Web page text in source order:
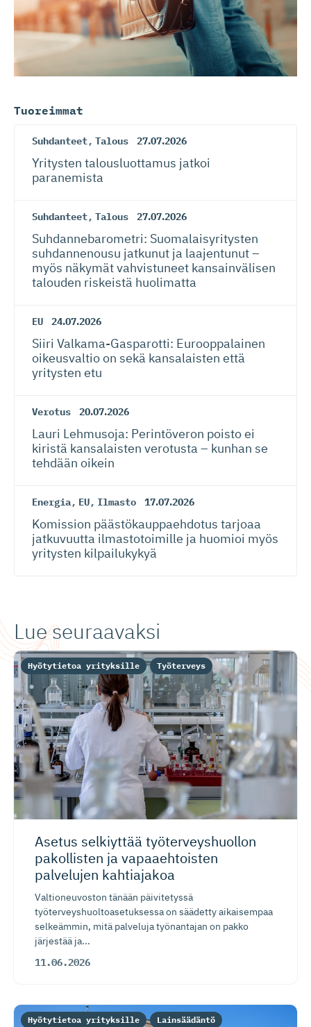
Tuoreimmat
Suhdanteet, Talous 27.07.2026
Yritysten talousluottamus jatkoi
paranemista
Suhdanteet, Talous 27.07.2026
Suhdanneba­ro­metri: Suomalaisy­ri­tysten
suhdannenousu jatkunut ja laajentunut –
myös näkymät vahvistuneet kansainvälisen
talouden riskeistä huolimatta
EU 24.07.2026
Siiri Valkama-Gas­pa­rotti: Eurooppalainen
oikeusvaltio on sekä kansalaisten että
yritysten etu
Verotus 20.07.2026
Lauri Lehmusoja: Perintöveron poisto ei
kiristä kansalaisten verotusta – kunhan se
tehdään oikein
Energia, EU, Ilmasto 17.07.2026
Komission päästökaup­paehdotus tarjoaa
jatkuvuutta ilmastotoimille ja huomioi myös
yritysten kilpailukykyä
Lue seuraavaksi
Asetus selkiyttää työterveys­huollon
pakollisten ja vapaaehtoisten
palvelujen kahtiajakoa
Valtioneuvoston tänään päivitetyssä
työterveyshuoltoasetuksessa on säädetty aikaisempaa
selkeämmin, mitä palveluja työnantajan on pakko
järjestää ja...
11.06.2026
Hyötytietoa yrityksille Työterveys
Hyötytietoa yrityksille Lainsäädäntö